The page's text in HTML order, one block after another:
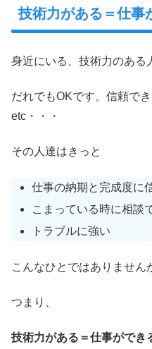
技術力がある＝仕事
身近にいる、技術力のある
だれでもOKです。信頼で
etc・・・
その人達はきっと
仕事の納期と完成度に
こまっている時に相談
トラブルに強い
こんなひとではありません
つまり、
技術力がある＝仕事ができ